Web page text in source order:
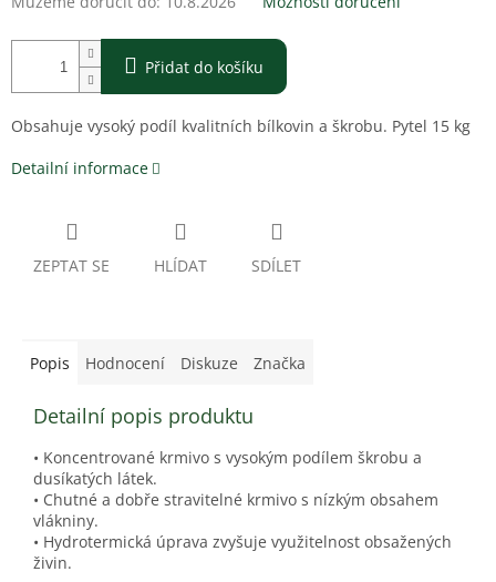
Přidat do košíku
Obsahuje vysoký podíl kvalitních bílkovin a škrobu. Pytel 15 kg
Detailní informace
ZEPTAT SE HLÍDAT SDÍLET
Popis Hodnocení Diskuze Značka
Detailní popis produktu
• Koncentrované krmivo s vysokým podílem škrobu a
dusíkatých látek.
• Chutné a dobře stravitelné krmivo s nízkým obsahem
vlákniny.
• Hydrotermická úprava zvyšuje využitelnost obsažených
živin.